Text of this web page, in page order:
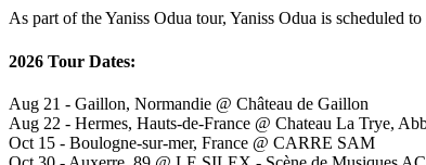
As part of the Yaniss Odua tour, Yaniss Odua is scheduled
2026 Tour Dates:
Aug 21 - Gaillon, Normandie @ Château de Gaillon
Aug 22 - Hermes, Hauts-de-France @ Chateau La Trye,
Oct 15 - Boulogne-sur-mer, France @ CARRE SAM